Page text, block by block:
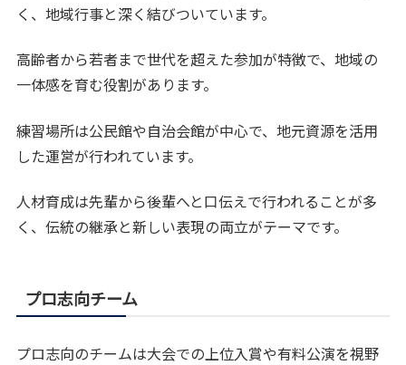
く、地域行事と深く結びついています。
高齢者から若者まで世代を超えた参加が特徴で、地域の
一体感を育む役割があります。
練習場所は公民館や自治会館が中心で、地元資源を活用
した運営が行われています。
人材育成は先輩から後輩へと口伝えで行われることが多
く、伝統の継承と新しい表現の両立がテーマです。
プロ志向チーム
プロ志向のチームは大会での上位入賞や有料公演を視野